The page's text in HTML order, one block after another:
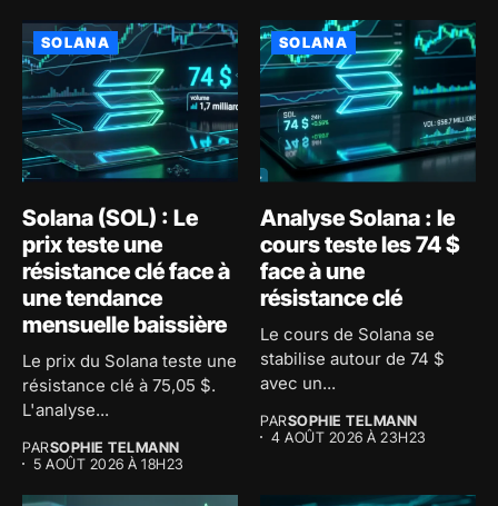
SOLANA
Solana (SOL) : Le
prix teste une
résistance clé face à
une tendance
mensuelle baissière
Le prix du Solana teste une
résistance clé à 75,05 $.
L'analyse...
PARSOPHIE TELMANN
5 AOÛT 2026 À 18H23
SOLANA
Analyse Solana : le
cours teste les 74 $
face à une
résistance clé
Le cours de Solana se
stabilise autour de 74 $
avec un...
PARSOPHIE TELMANN
4 AOÛT 2026 À 23H23